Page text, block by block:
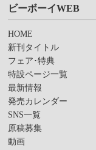
ビーボーイWEB
HOME
新刊タイトル
フェア･特典
特設ページ一覧
最新情報
発売カレンダー
SNS一覧
原稿募集
動画